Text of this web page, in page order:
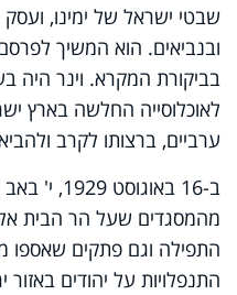
שבטי ישראל של ימינו,
ובנביאים. הוא המשיך
בביקורת המקרא. וינר היה
לאוכלוסייה החלשה בארץ
ערביים, ברצותו לקרב
ב-16
מהמסגדים שעל הר הבית אל
התפילה וגם פתקים שאספו
התנפלויות על יהודים באזור